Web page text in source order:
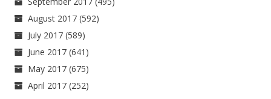
August 2017 (592)
July 2017 (589)
June 2017 (641)
May 2017 (675)
April 2017 (252)